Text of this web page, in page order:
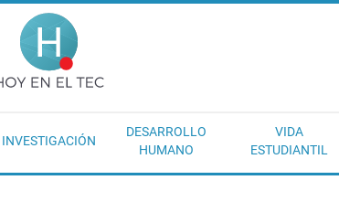
INVESTIGACIÓN
DESARROLLO
HUMANO
VIDA
ESTUDIANTIL